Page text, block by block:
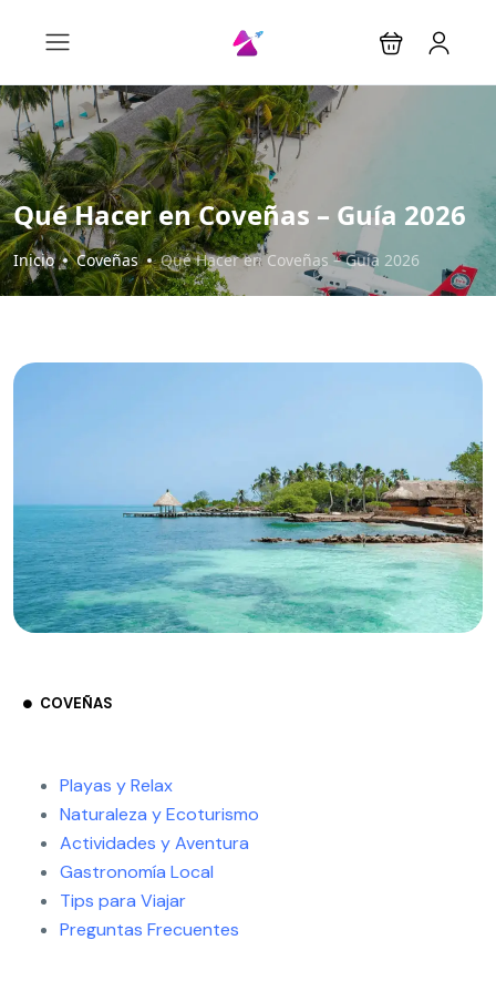
Qué Hacer en Coveñas – Guía 2026
Inicio Coveñas Qué Hacer en Coveñas – Guía 2026
COVEÑAS
Playas y Relax
Naturaleza y Ecoturismo
Actividades y Aventura
Gastronomía Local
Tips para Viajar
Preguntas Frecuentes